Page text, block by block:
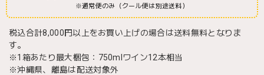
※通常便のみ（クール便は別途送料）
税込合計8,000円以上をお買い上げの場合は送料無料となりま
す。
※1箱あたり最大梱包：750mlワイン12本相当
※沖縄県、離島は配送対象外